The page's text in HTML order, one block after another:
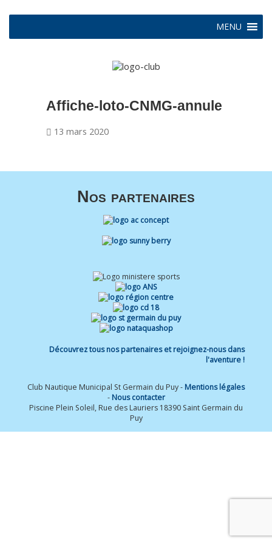
MENU
Affiche-loto-CNMG-annule
13 mars 2020
Nos partenaires
Découvrez tous nos partenaires et rejoignez-nous dans
l'aventure !
Club Nautique Municipal St Germain du Puy - Mentions légales
- Nous contacter
Piscine Plein Soleil, Rue des Lauriers 18390 Saint Germain du
Puy